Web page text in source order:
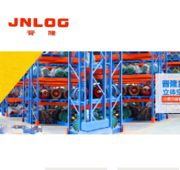
产品中心 新闻动态